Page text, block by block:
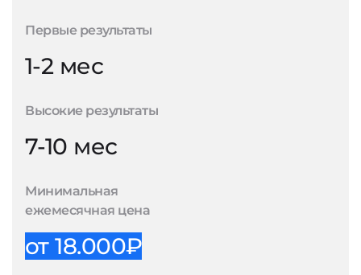
Первые результаты
1-2 мес
Высокие результаты
7-10 мес
Минимальная
ежемесячная цена
от 18.000₽